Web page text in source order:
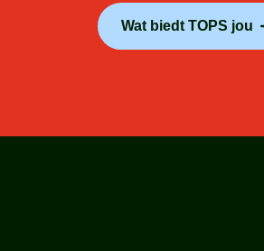
Wat biedt TOPS jou